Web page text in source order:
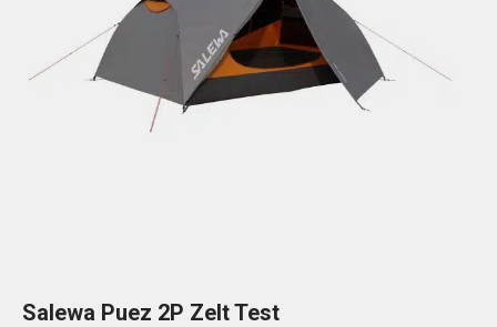
Salewa Puez 2P Zelt Test